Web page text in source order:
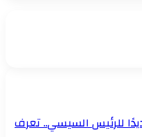
للرئيس السيسي.. تعرف